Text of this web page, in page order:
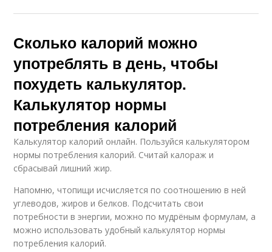
Сколько калорий можно
употреблять в день, чтобы
похудеть калькулятор.
Калькулятор нормы
потребления калорий
Калькулятор калорий онлайн. Пользуйся калькулятором
нормы потребления калорий. Считай калораж и
сбрасывай лишний жир.
Напомню, чтопищи исчисляется по соотношению в ней
углеводов, жиров и белков. Подсчитать свои
потребности в энергии, можно по мудрёным формулам, а
можно использовать удобный калькулятор нормы
потребления калорий.